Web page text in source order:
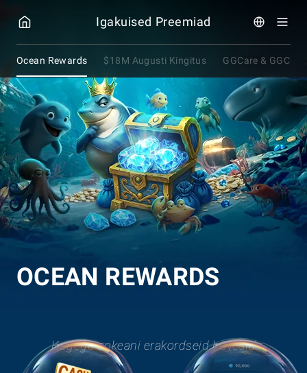
Igakuised Preemiad
Ocean Rewards $18M Augusti Kingitus GGCare &
OCEAN REWARDS
Kogege ookeani erakordseid hüvesid